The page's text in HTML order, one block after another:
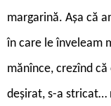
margarină. Așa că
în care le înveleam
mănînce, crezînd
deșirat, s-a